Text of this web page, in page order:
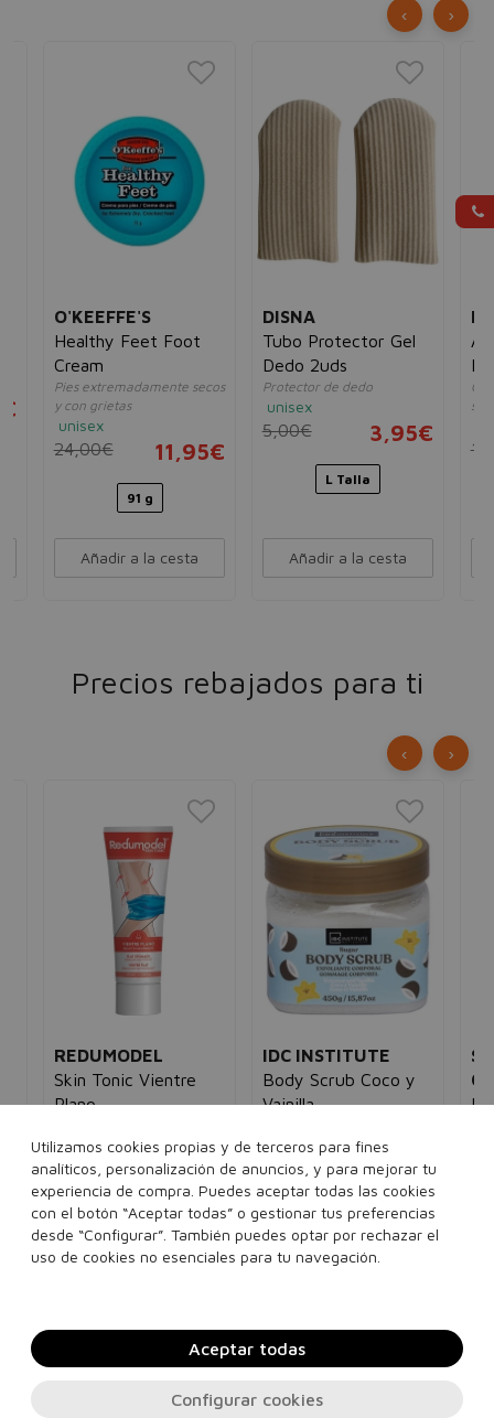
O'KEEFFE'S
Healthy Feet Foot
Cream
Pies extremadamente secos
y con grietas
unisex
24,00€ 11,95€
91 g
Añadir a la cesta
DISNA
Tubo Protector Gel
Dedo 2uds
Protector de dedo
unisex
5,00€ 3,95€
L Talla
Añadir a la cesta
‹ ›
Precios rebajados para ti
REDUMODEL
Skin Tonic Vientre
Plano
unisex
7,39€ 5,95€
100 ml
IDC INSTITUTE
Body Scrub Coco y
Vainilla
unisex
6,00€ 3,95€
470 g
‹ ›
Utilizamos cookies propias y de terceros para fines
analíticos, personalización de anuncios, y para mejorar tu
experiencia de compra. Puedes aceptar todas las cookies
con el botón “Aceptar todas” o gestionar tus preferencias
desde “Configurar”. También puedes optar por rechazar el
uso de cookies no esenciales para tu navegación.
Configurar cookies
Aceptar todas